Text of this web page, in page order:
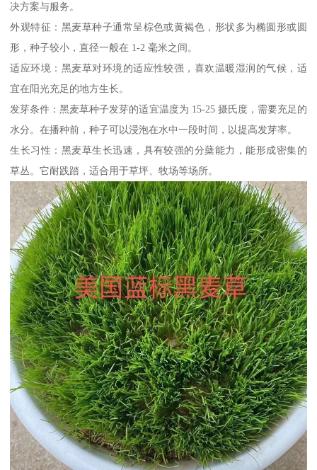
决方案与服务。
外观特征：黑麦草种子通常呈棕色或黄褐色，形状多为椭圆形或圆
形，种子较小，直径一般在 1-2 毫米之间。
适应环境：黑麦草对环境的适应性较强，喜欢温暖湿润的气候，适
宜在阳光充足的地方生长。
发芽条件：黑麦草种子发芽的适宜温度为 15-25 摄氏度，需要充足的
水分。在播种前，种子可以浸泡在水中一段时间，以提高发芽率。
生长习性：黑麦草生长迅速，具有较强的分蘖能力，能形成密集的
草丛。它耐践踏，适合用于草坪、牧场等场所。